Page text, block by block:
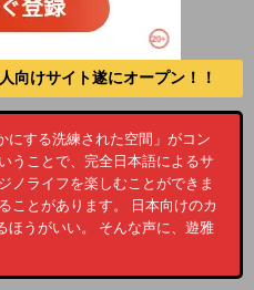
向けサイト遂にオープン！！
にする洗練された空間」がコン
うことで、完全日本語によるサ
ノライフを楽しむことができま
ことがあります。 日本向けのカ
ほうがいい。 そんな声に、遊雅